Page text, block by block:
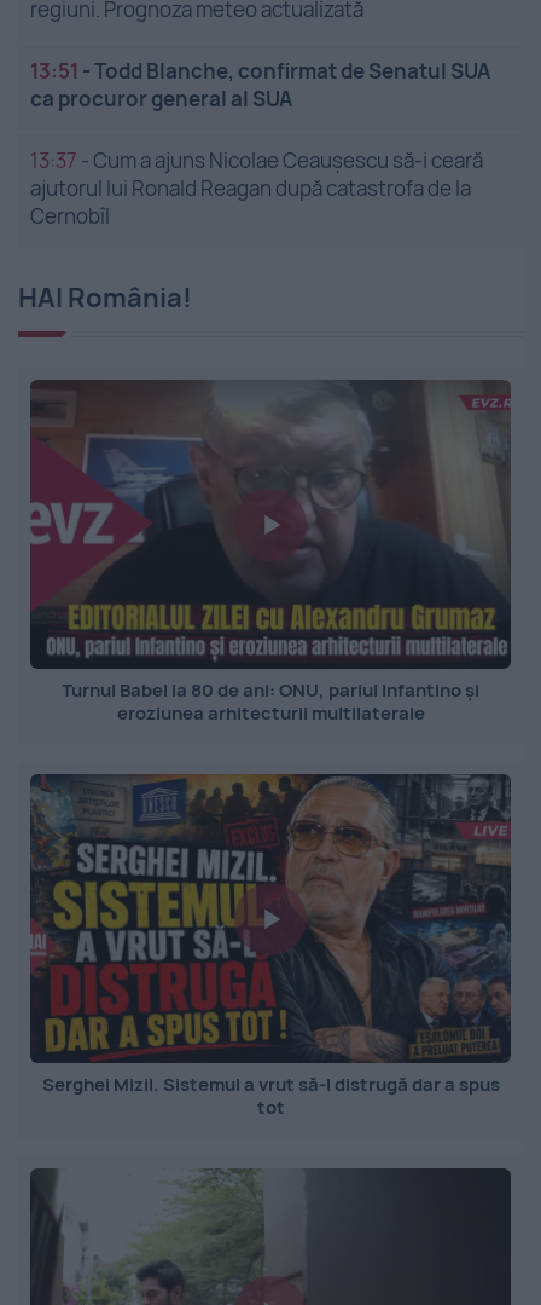
regiuni. Prognoza meteo actualizată
13:51 -Todd Blanche, confirmat de Senatul SUA
ca procuror general al SUA
13:37 -Cum a ajuns Nicolae Ceaușescu să-i ceară
ajutorul lui Ronald Reagan după catastrofa de la
Cernobîl
HAI România!
Turnul Babel la 80 de ani: ONU, pariul Infantino și
eroziunea arhitecturii multilaterale
Serghei Mizil. Sistemul a vrut să-l distrugă dar a spus
tot